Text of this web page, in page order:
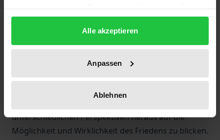
gesammelt haben.
Alle akzeptieren
Anpassen
Ablehnen
Zeit, in der politische, kulturelle und religiöse
Spannungen zunehmen, braucht es eine neue
Friedensbildung – nicht nur institutionell oder
rechtlich, sondern auch spirituell und kulturell.
Anhand von Beiträgen, die sich der Friedensfrage in
unterschiedlichen Perspektiven heraus auf die
Möglichkeit und Wirklichkeit des Friedens zu blicken.